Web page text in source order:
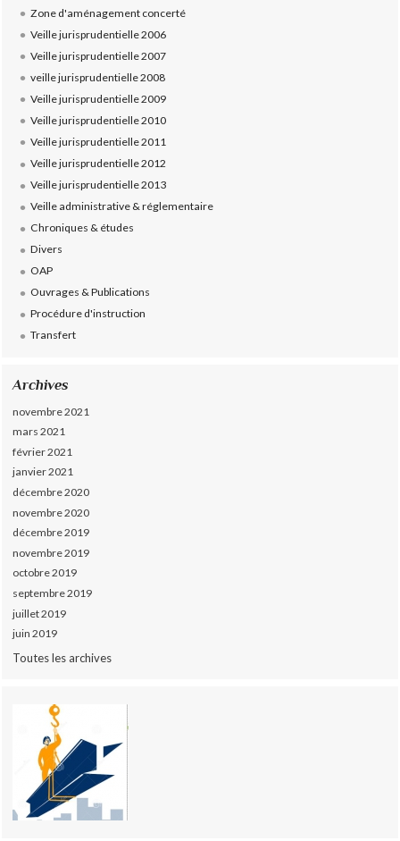
Zone d'aménagement concerté
Veille jurisprudentielle 2006
Veille jurisprudentielle 2007
veille jurisprudentielle 2008
Veille jurisprudentielle 2009
Veille jurisprudentielle 2010
Veille jurisprudentielle 2011
Veille jurisprudentielle 2012
Veille jurisprudentielle 2013
Veille administrative & réglementaire
Chroniques & études
Divers
OAP
Ouvrages & Publications
Procédure d'instruction
Transfert
Archives
novembre 2021
mars 2021
février 2021
janvier 2021
décembre 2020
novembre 2020
décembre 2019
novembre 2019
octobre 2019
septembre 2019
juillet 2019
juin 2019
Toutes les archives